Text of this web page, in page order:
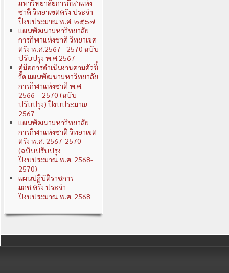
มหาวิทยาลัยการกีฬาแห่ง
ชาติ วิทยาเขตตรัง ประจำ
ปีงบประมาณ พ.ศ. ๒๕๖๗
แผนพัฒนามหาวิทยาลัย
การกีฬาแห่งชาติ วิทยาเขต
ตรัง พ.ศ.2567 - 2570 ฉบับ
ปรับปรุง พ.ศ.2567
คู่มือการดำเนินงานตามตัวชี้
วัด แผนพัฒนามหาวิทยาลัย
การกีฬาแห่งชาติ พ.ศ.
2566 – 2570 (ฉบับ
ปรับปรุง) ปีงบประมาณ
2567
แผนพัฒนามหาวิทยาลัย
การกีฬาแห่งชาติ วิทยาเขต
ตรัง พ.ศ. 2567-2570
(ฉบับปรับปรุง
ปีงบประมาณ พ.ศ. 2568-
2570)
แผนปฏิบัติราชการ
มกช.ตรัง ประจำ
ปีงบประมาณ พ.ศ. 2568